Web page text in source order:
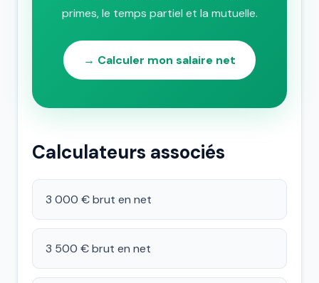
primes, le temps partiel et la mutuelle.
→ Calculer mon salaire net
Calculateurs associés
3 000 € brut en net
3 500 € brut en net